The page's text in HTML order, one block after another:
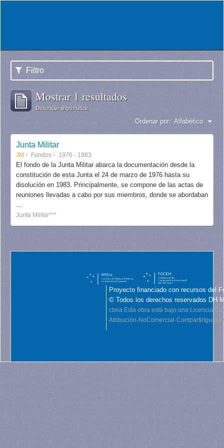
Filtro
Mostrar 1 resultados
Descrição arquivística
Ordenar por: Alfabético
Junta Militar
JM Fundos 1976 - 1983
El fondo de la Junta Militar abarca la documentación desde la
constitución de esta Junta el 24 de marzo de 1976 hasta su
disolución en 1983. Principalmente, se compone de las actas de
reuniones llevadas a cabo por sus miembros, donde se abordaban
...
Junta Militar***
Proyecto financiado con recursos del
© Todos los derechos reservados DH
cbna Esta obra está bajo una Licencia
Atribución-NoComercial-CompartirIgual